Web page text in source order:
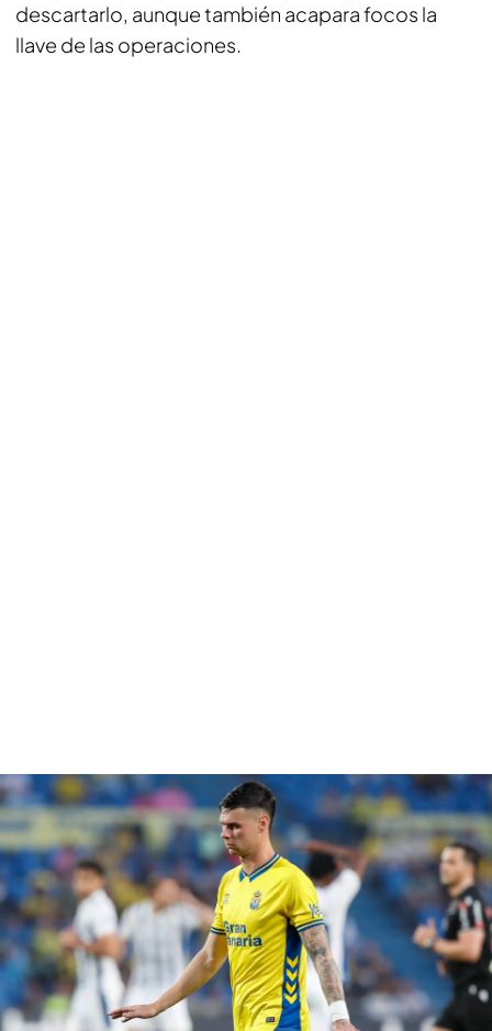
descartarlo, aunque también acapara focos la
llave de las operaciones.